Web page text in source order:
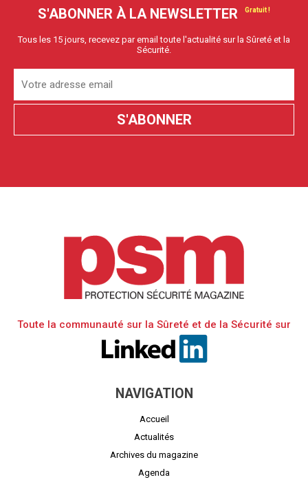
S'ABONNER À LA NEWSLETTER
Tous les 15 jours, recevez par email toute l'actualité sur la Sûreté et la
Sécurité.
Toute la communauté sur la Sûreté et de la Sécurité sur
NAVIGATION
Accueil
Actualités
Archives du magazine
Agenda